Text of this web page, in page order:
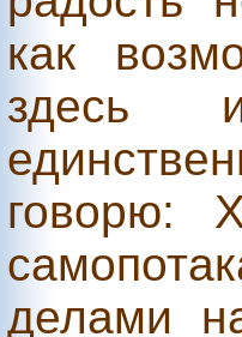
как
здесь
говорю:
делами